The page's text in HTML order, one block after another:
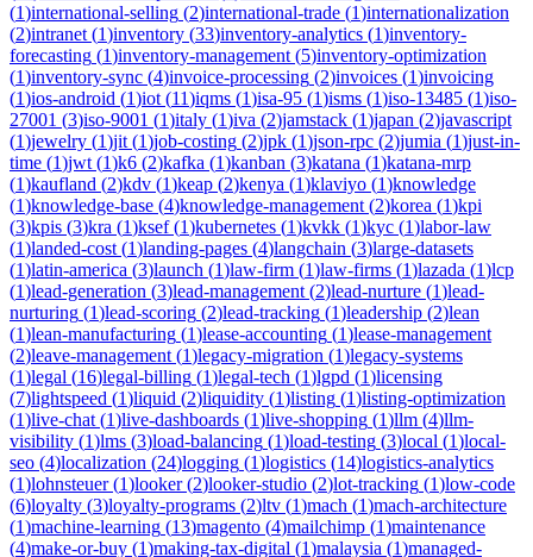
(1)international-selling (2)international-trade (1)internationalization
(2)intranet (1)inventory (33)inventory-analytics (1)inventory-
forecasting (1)inventory-management (5)inventory-optimization
(1)inventory-sync (4)invoice-processing (2)invoices (1)invoicing
(1)ios-android (1)iot (11)iqms (1)isa-95 (1)isms (1)iso-13485 (1)iso-
27001 (3)iso-9001 (1)italy (1)iva (2)jamstack (1)japan (2)javascript
(1)jewelry (1)jit (1)job-costing (2)jpk (1)json-rpc (2)jumia (1)just-in-
time (1)jwt (1)k6 (2)kafka (1)kanban (3)katana (1)katana-mrp
(1)kaufland (2)kdv (1)keap (2)kenya (1)klaviyo (1)knowledge
(1)knowledge-base (4)knowledge-management (2)korea (1)kpi
(3)kpis (3)kra (1)ksef(1)kubernetes (1)kvkk (1)kyc (1)labor-law
(1)landed-cost (1)landing-pages (4)langchain (3)large-datasets
(1)latin-america (3)launch (1)law-firm (1)law-firms (1)lazada (1)lcp
(1)lead-generation (3)lead-management (2)lead-nurture (1)lead-
nurturing (1)lead-scoring (2)lead-tracking (1)leadership (2)lean
(1)lean-manufacturing (1)lease-accounting (1)lease-management
(2)leave-management (1)legacy-migration (1)legacy-systems
(1)legal (16)legal-billing (1)legal-tech (1)lgpd (1)licensing
(7)lightspeed (1)liquid (2)liquidity (1)listing (1)listing-optimization
(1)live-chat (1)live-dashboards (1)live-shopping (1)llm (4)llm-
visibility (1)lms (3)load-balancing (1)load-testing (3)local (1)local-
seo (4)localization (24)logging (1)logistics (14)logistics-analytics
(1)lohnsteuer(1)looker(2)looker-studio (2)lot-tracking (1)low-code
(6)loyalty (3)loyalty-programs (2)ltv (1)mach (1)mach-architecture
(1)machine-learning (13)magento (4)mailchimp (1)maintenance
(4)make-or-buy (1)making-tax-digital (1)malaysia (1)managed-